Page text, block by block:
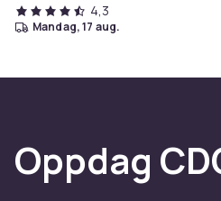
4,3
mandag, 17 aug.
Oppdag